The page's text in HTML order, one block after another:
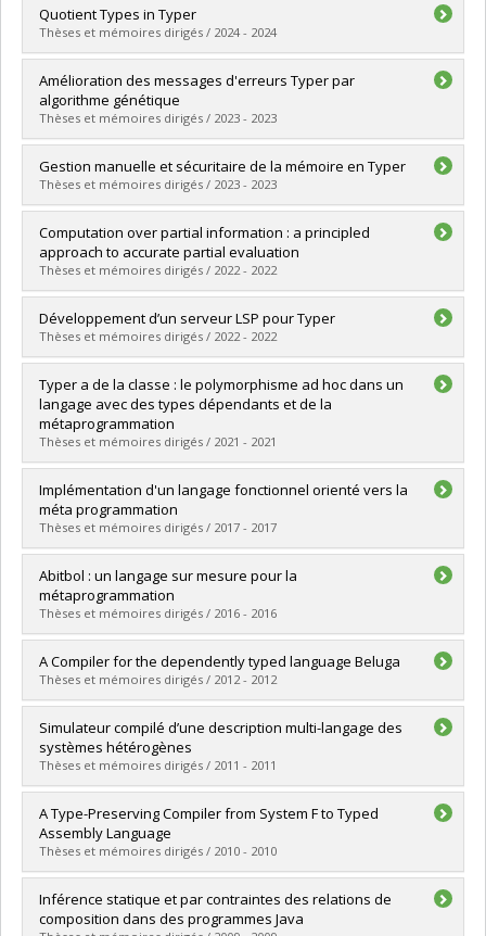
Graduate :Bernard, Maxim
Cycle : Master's
Grade :M. Sc.
Lien vers le document dans Papyrus
Quotient Types in Typer
Thèses et mémoires dirigés / 2024 - 2024
Graduate :Tan, James Juan Whei
Cycle :Master's
Grade :M. Sc.
Lien vers le document dans Papyrus
Amélioration des messages d'erreurs Typer par
algorithme génétique
Thèses et mémoires dirigés / 2023 - 2023
Graduate :Fall, Ismaïla
Cycle : Master's
Grade :M. Sc.
Lien vers le document dans Papyrus
Gestion manuelle et sécuritaire de la mémoire en Typer
Thèses et mémoires dirigés / 2023 - 2023
Graduate :Génier, Simon
Cycle :Master's
Grade :M. Sc.
Lien vers le document dans Papyrus
Computation over partial information : a principled
approach to accurate partial evaluation
Thèses et mémoires dirigés / 2022 - 2022
Graduate :Sabourin, Ian
Cycle : Master's
Grade :M. Sc.
Lien vers le document dans Papyrus
Développement d’un serveur LSP pour Typer
Thèses et mémoires dirigés / 2022 - 2022
Graduate :Soilihi, Ben Soilihi Boina
Cycle :Master's
Grade :M. Sc.
Lien vers le document dans Papyrus
Typer a de la classe : le polymorphisme ad hoc dans un
langage avec des types dépendants et de la
métaprogrammation
Thèses et mémoires dirigés / 2021 - 2021
Graduate :Barszcz, Jean-Alexandre
Cycle :Master's
Grade :M. Sc.
Lien vers le document dans Papyrus
Implémentation d'un langage fonctionnel orienté vers la
méta programmation
Thèses et mémoires dirigés / 2017 - 2017
Graduate :Delaunay, Pierre
Cycle :Master's
Grade :M. Sc.
Lien vers le document dans Papyrus
Abitbol : un langage sur mesure pour la
métaprogrammation
Thèses et mémoires dirigés / 2016 - 2016
Graduate :Archambault-Bouffard, Vincent
Cycle : Master's
Grade :M. Sc.
Lien vers le document dans Papyrus
A Compiler for the dependently typed language Beluga
Thèses et mémoires dirigés / 2012 - 2012
Graduate :Ferreira Ruiz, Francisco
Cycle :Master's
Grade :M. Sc.
Lien vers le document dans Papyrus
Simulateur compilé d’une description multi-langage des
systèmes hétérogènes
Thèses et mémoires dirigés / 2011 - 2011
Graduate :Dubois, Mathieu
Cycle :Doctoral
Grade :Ph. D.
Lien vers le document dans Papyrus
A Type-Preserving Compiler from System F to Typed
Assembly Language
Thèses et mémoires dirigés / 2010 - 2010
Graduate :Guillemette, Louis-Julien
Cycle :Doctoral
Inférence statique et par contraintes des relations de
composition dans des programmes Java